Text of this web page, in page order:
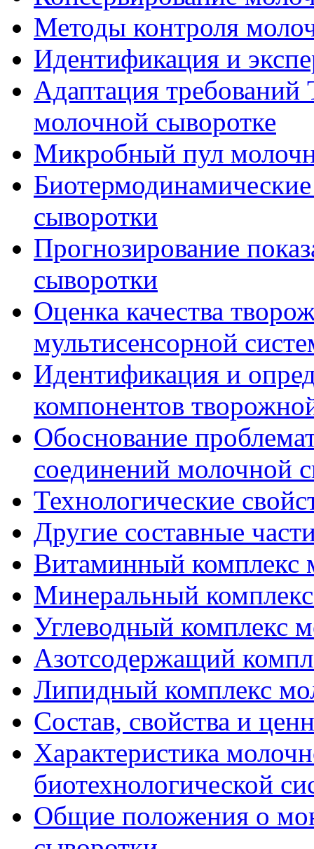
Методы контроля
Идентификация и
Адаптация требований
молочной сыворотке
Микробный пул
сыворотки
Прогнозирование
сыворотки
Оценка качества
мультисенсорной
Идентификация и
компонентов
Обоснование
соединений молочной
Технологические
Другие составные
Витаминный комплекс
Минеральный
Углеводный комплекс
Азотсодержащий
Липидный комплекс
Состав, свойства и
Характеристика
биотехнологической
Общие положения о